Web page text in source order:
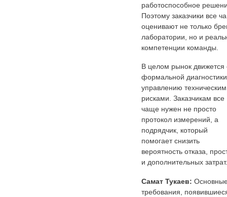
работоспособное
Поэтому заказчики все
оценивают не только
лаборатории, но и
компетенции команды.
В целом рынок движется
формальной
управлению
рисками. Заказчикам все
чаще нужен не просто
протокол измерений, а
подрядчик, который
помогает снизить
вероятность отказа,
и дополнительных затрат.
Самат Тукаев:
требования,